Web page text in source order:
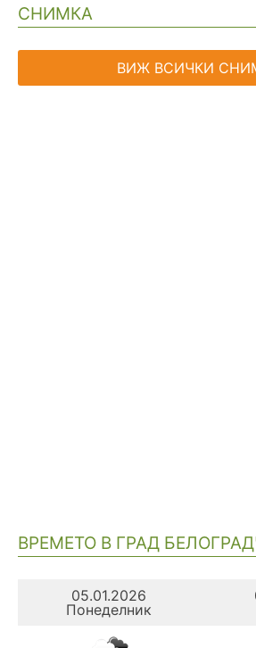
СНИМКА
ВИЖ ВСИЧКИ
ВРЕМЕТО В ГРАД
05.01.2026
Понеделник